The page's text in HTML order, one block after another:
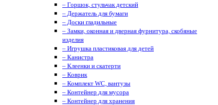
– Горшок, стульчак детский
– Держатель для бумаги
– Доски гладильные
– Замки, оконная и дверная фурнитура, скобяные
изделия
– Игрушка пластиковая для детей
– Канистра
– Клеенки и скатерти
– Коврик
– Комплект WC, вантузы
– Контейнер для мусора
– Контейнер для хранения